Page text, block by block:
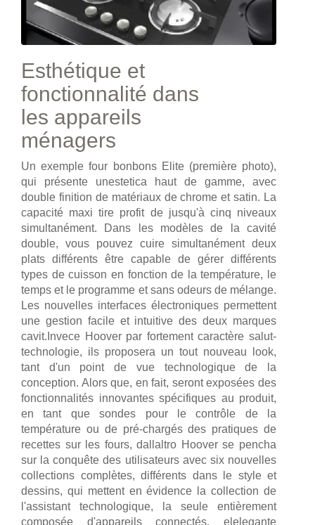
Esthétique et
fonctionnalité dans
les appareils
ménagers
Un exemple four bonbons Elite (première photo),
qui présente unestetica haut de gamme, avec
double finition de matériaux de chrome et satin. La
capacité maxi tire profit de jusqu'à cinq niveaux
simultanément. Dans les modèles de la cavité
double, vous pouvez cuire simultanément deux
plats différents être capable de gérer différents
types de cuisson en fonction de la température, le
temps et le programme et sans odeurs de mélange.
Les nouvelles interfaces électroniques permettent
une gestion facile et intuitive des deux marques
cavit.Invece Hoover par fortement caractère salut-
technologie, ils proposera un tout nouveau look,
tant d'un point de vue technologique de la
conception. Alors que, en fait, seront exposées des
fonctionnalités innovantes spécifiques au produit,
en tant que sondes pour le contrôle de la
température ou de pré-chargés des pratiques de
recettes sur les fours, dallaltro Hoover se pencha
sur la conquête des utilisateurs avec six nouvelles
collections complètes, différents dans le style et
dessins, qui mettent en évidence la collection de
l'assistant technologique, la seule entièrement
composée d'appareils connectés, elelegante